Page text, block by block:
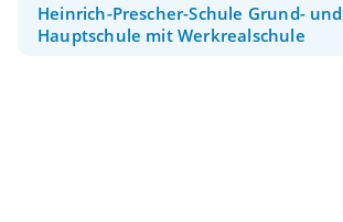
Heinrich-Prescher-Schule Grund- und
Hauptschule mit Werkrealschule